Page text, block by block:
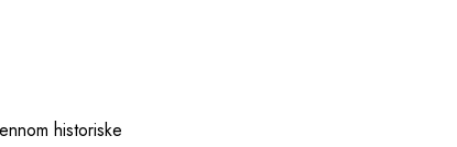
historiske